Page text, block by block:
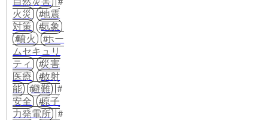
火災
地震
対策
気象
噴火
ホー
ムセキュリ
ティ
災害
医療
放射
能
避難
安全
原子
力発電所